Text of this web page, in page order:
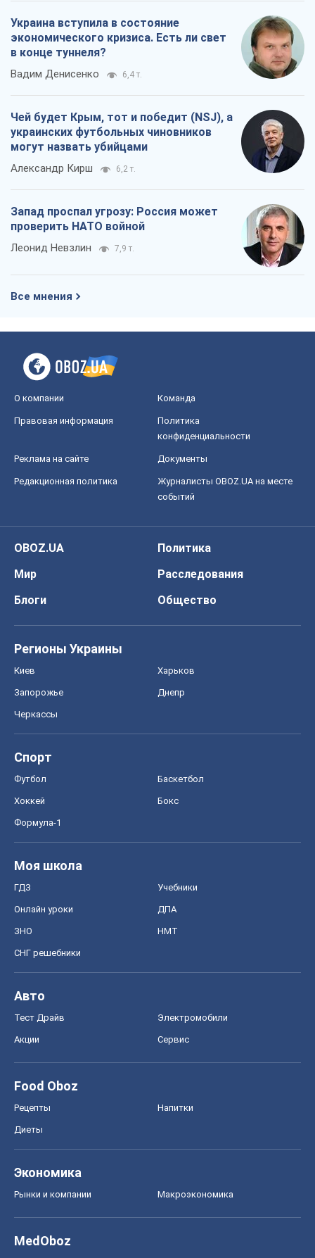
Украина вступила в состояние
экономического кризиса. Есть ли свет
в конце туннеля?
Вадим Денисенко 6,4 т.
Чей будет Крым, тот и победит (NSJ), а
украинских футбольных чиновников
могут назвать убийцами
Александр Кирш 6,2 т.
Запад проспал угрозу: Россия может
проверить НАТО войной
Леонид Невзлин 7,9 т.
Все мнения
О компании Команда
Правовая информация
Политика
конфиденциальности
Реклама на сайте Документы
Редакционная политика
Журналисты OBOZ.UA на месте
событий
OBOZ.UA
Политика
Мир
Расследования
Блоги
Общество
Регионы Украины
Киев Харьков
Запорожье Днепр
Черкассы
Спорт
Футбол Баскетбол
Хоккей Бокс
Формула-1
Моя школа
ГДЗ Учебники
Онлайн уроки ДПА
ЗНО НМТ
СНГ решебники
Авто
Тест Драйв Электромобили
Акции Сервис
Food Oboz
Рецепты Напитки
Диеты
Экономика
Рынки и компании Mакроэкономика
MedOboz